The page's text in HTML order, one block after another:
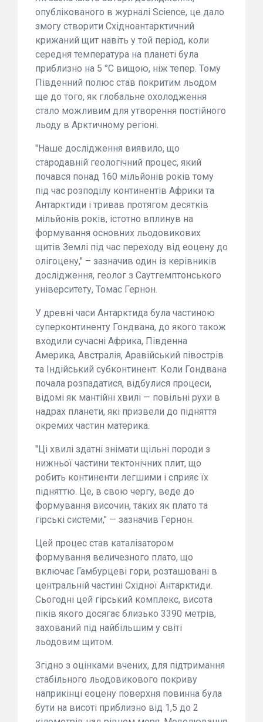
опублікованого в журналі Science, це дало
змогу створити Східноантарктичний
крижаний щит навіть у той період, коли
середня температура на планеті була
приблизно на 5 °C вищою, ніж тепер. Тому
Південний полюс став покритим льодом
ще до того, як глобальне охолодження
стало можливим для утворення постійного
льоду в Арктичному регіоні.
"Наше дослідження виявило, що
стародавній геологічний процес, який
почався понад 160 мільйонів років тому
під час розподілу континентів Африки та
Антарктиди і тривав протягом десятків
мільйонів років, істотно вплинув на
формування основних льодовикових
щитів Землі під час переходу від еоцену до
олігоцену," – зазначив один із керівників
дослідження, геолог з Саутгемптонського
університету, Томас Гернон.
У древні часи Антарктида була частиною
суперконтиненту Гондвана, до якого також
входили сучасні Африка, Південна
Америка, Австралія, Аравійський півострів
та Індійський субконтинент. Коли Гондвана
почала розпадатися, відбулися процеси,
відомі як мантійні хвилі — повільні рухи в
надрах планети, які призвели до підняття
окремих частин материка.
"Ці хвилі здатні знімати щільні породи з
нижньої частини тектонічних плит, що
робить континенти легшими і сприяє їх
підняттю. Це, в свою чергу, веде до
формування височин, таких як плато та
гірські системи," — зазначив Гернон.
Цей процес став каталізатором
формування величезного плато, що
включає Гамбурцеві гори, розташовані в
центральній частині Східної Антарктиди.
Сьогодні цей гірський комплекс, висота
піків якого досягає близько 3390 метрів,
захований під найбільшим у світі
льодовим щитом.
Згідно з оцінками вчених, для підтримання
стабільного льодовикового покриву
наприкінці еоцену поверхня повинна була
бути на висоті приблизно від 1,5 до 2